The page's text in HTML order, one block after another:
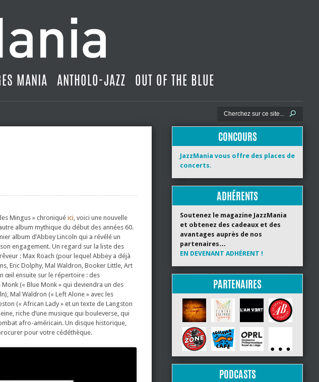
MANIA ANTHOLO-JAZZ OUT OF THE BLUE
Mingus » chroniqué ici, voici une nouvelle
album mythique du début des années 60.
album d’Abbey Lincoln qui a révélé un
engagement. Un regard sur la liste des
: Max Roach (pour lequel Abbey a déjà
Eric Dolphy, Mal Waldron, Booker Little, Art
œil ensuite sur le répertoire : des
(« Blue Monk » qui deviendra un des
Mal Waldron (« Left Alone » avec les
(« African Lady » et un texte de Langston
riche d’une musique qui bouleverse, qui
afro-américain. Un disque historique,
pour votre cédéthèque.
CONCOURS
JazzMania vous offre des places de
concerts.
ADHÉRENTS
Soutenez le magazine JazzMania
et obtenez des cadeaux et des
avantages auprès de nos
partenaires…
EN DEVENANT ADHÉRENT !
PARTENAIRES
PODCASTS